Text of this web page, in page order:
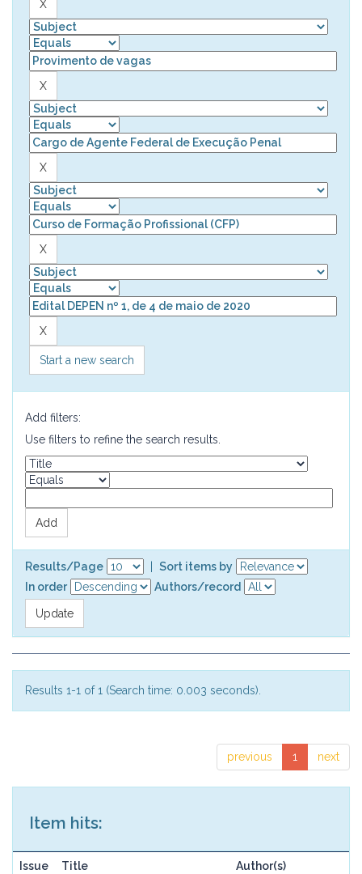
Start a new search
Add filters:
Use filters to refine the search results.
Results/Page
Sort items by
In order
Authors/record
Results 1-1 of 1 (Search time: 0.003 seconds).
previous 1 next
Item hits:
Issue Title Author(s)